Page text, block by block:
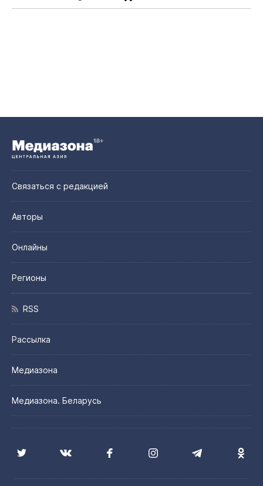
Связаться с редакцией
Авторы
Онлайны
Регионы
RSS
Рассылка
Медиазона
Медиазона. Беларусь